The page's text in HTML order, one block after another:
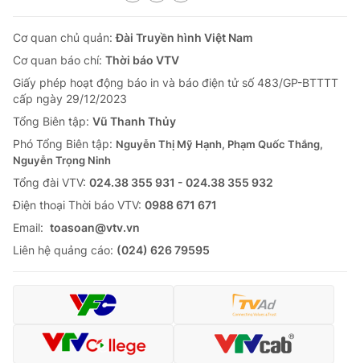
Cơ quan chủ quản:Đài Truyền hình Việt Nam
Cơ quan báo chí: Thời báo VTV
Giấy phép hoạt động báo in và báo điện tử số 483/GP-BTTTT
cấp ngày 29/12/2023
Tổng Biên tập: Vũ Thanh Thủy
Phó Tổng Biên tập: Nguyễn Thị Mỹ Hạnh, Phạm Quốc Thắng,
Nguyễn Trọng Ninh
Tổng đài VTV: 024.38 355 931 - 024.38 355 932
Ðiện thoại Thời báo VTV: 0988 671 671
Email: toasoan@vtv.vn
Liên hệ quảng cáo: (024) 626 79595